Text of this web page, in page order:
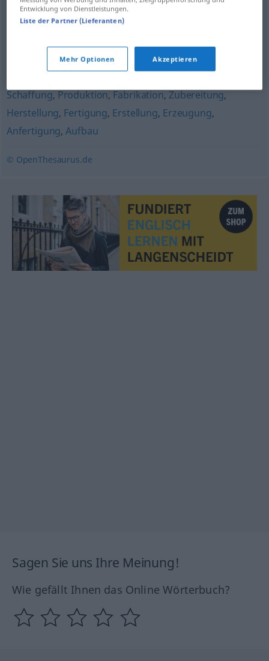
Konsequenz,Auswirkung,Folge
Entwicklung,Erschaffung,Schöpfung,Kreation
Schaffung, Produktion, Fabrikation, Zubereitung,
Herstellung, Fertigung, Erstellung, Erzeugung,
Anfertigung,Aufbau
© OpenThesaurus.de
Sagen Sie uns Ihre Meinung!
Wie gefällt Ihnen das Online Wörterbuch?
Entwicklung von Dienstleistungen.
Liste der Partner (Lieferanten)
Mehr Optionen Akzeptieren